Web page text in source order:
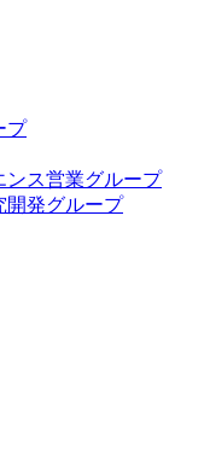
プ
ンス営業グループ
開発グループ